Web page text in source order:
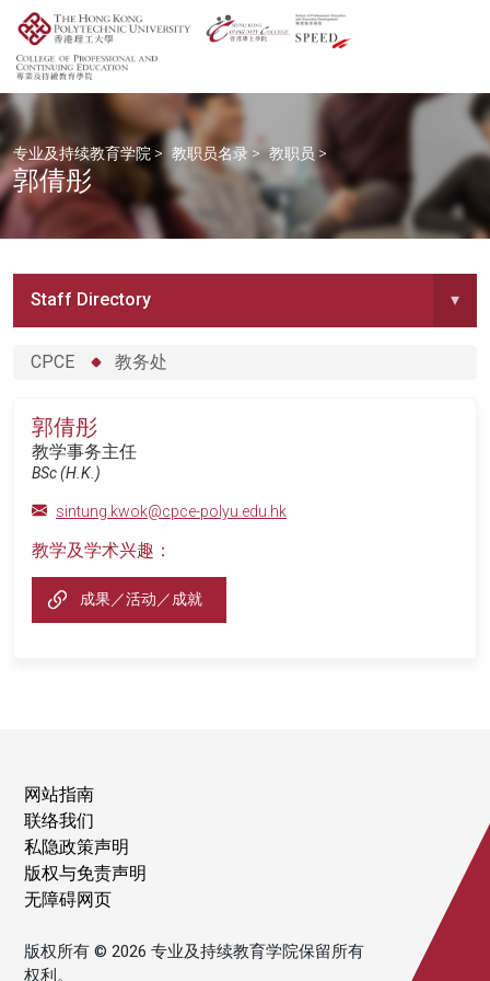
专业及持续教育学院 > 教职员名录 > 教职员 >
郭倩彤
Staff Directory ▾
CPCE 教务处
郭倩彤
教学事务主任
BSc (H.K.)
sintung.kwok@cpce-polyu.edu.hk
教学及学术兴趣：
成果／活动／成就
网站指南
联络我们
私隐政策声明
版权与免责声明
无障碍网页
版权所有 © 2026 专业及持续教育学院保留所有
权利。